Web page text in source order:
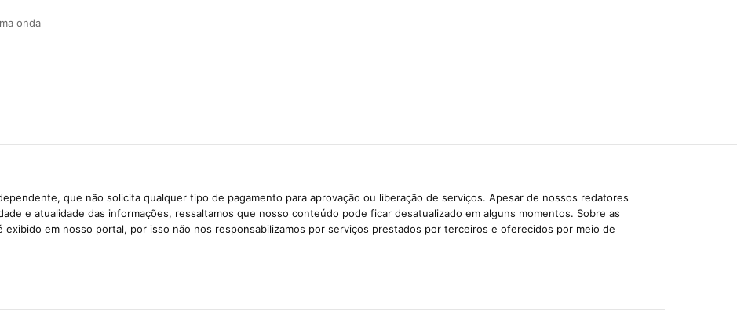
onda
que não solicita qualquer tipo de pagamento para aprovação ou liberação de serviços. Apesar de nossos redatores
e atualidade das informações, ressaltamos que nosso conteúdo pode ficar desatualizado em alguns momentos. Sobre as
em nosso portal, por isso não nos responsabilizamos por serviços prestados por terceiros e oferecidos por meio de